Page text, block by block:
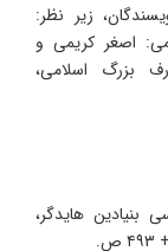
زیر نظر:
اصغر کریمی و
بزرگ اسلامی،
بنیادین هایدگر،